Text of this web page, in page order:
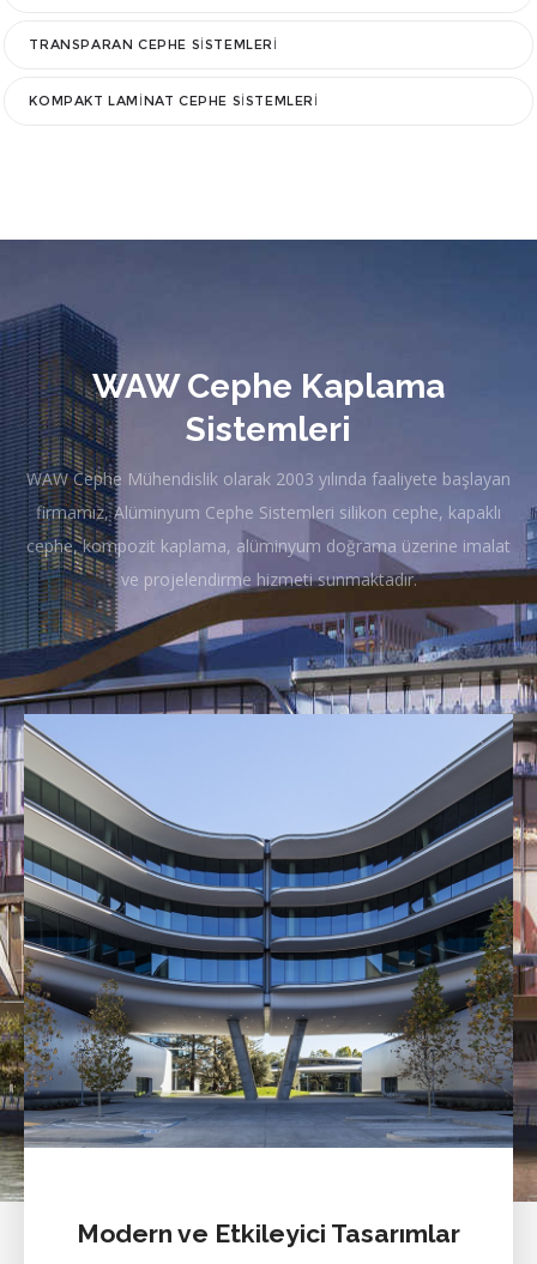
TRANSPARAN CEPHE SISTEMLERI
KOMPAKT LAMINAT CEPHE SISTEMLERI
WAW Cephe Kaplama
Sistemleri
WAW Cephe Mühendislik olarak 2003 yılında faaliyete başlayan
firmamız, Alüminyum Cephe Sistemleri silikon cephe, kapaklı
cephe, kompozit kaplama, alüminyum doğrama üzerine imalat
ve projelendirme hizmeti sunmaktadır.
Modern ve Etkileyici Tasarımlar